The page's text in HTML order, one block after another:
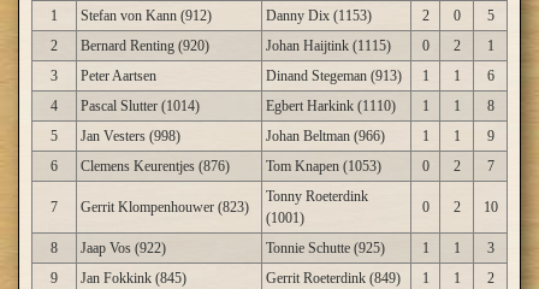
1
Stefan von Kann (912) Danny Dix (1153) 2 0
5
2
Bernard Renting (920) Johan Haijtink (1115) 0 2
1
3
Peter Aartsen Dinand Stegeman (913) 1 1
6
4
Pascal Slutter (1014) Egbert Harkink (1110) 1 1
8
5
Jan Vesters (998) Johan Beltman (966) 1 1
9
6
Clemens Keurentjes (876) Tom Knapen (1053) 0 2 7
7 Gerrit Klompenhouwer (823)
Tonny Roeterdink
(1001)
0 2 10
8 Jaap Vos (922) Tonnie Schutte (925) 1 1
3
9
Jan Fokkink (845) Gerrit Roeterdink (849) 1 1
2